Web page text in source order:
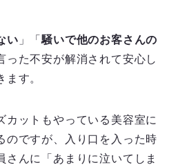
い 」「騒いで他のお客さんの
った不安が解消されて安心し
す。
カットもやっている美容室に
のですが、入り口を入った時
さんに「あまりに泣いてしま